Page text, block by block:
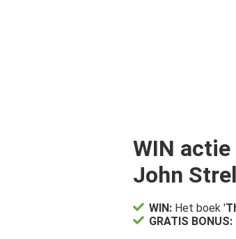
WIN
John
WIN: Het boek '
GRATIS BONUS: